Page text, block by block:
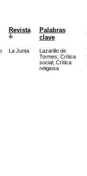
Revista
Palabras
clave
La Junta
Lazarillo de
Tormes; Crítica
social; Crítica
religiosa